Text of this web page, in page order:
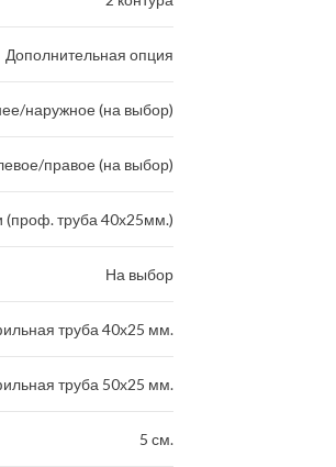
Дополнительная опция
наружное (на выбор)
правое (на выбор)
(проф. труба 40х25мм.)
На выбор
труба 40х25 мм.
труба 50х25 мм.
5 см.